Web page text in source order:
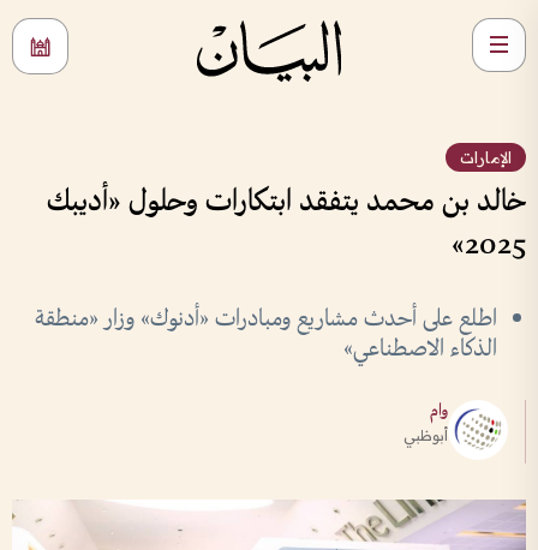
الإمارات
خالد بن محمد يتفقد ابتكارات وحلول «أديبك
2025»
اطلع على أحدث مشاريع ومبادرات «أدنوك» وزار «منطقة
الذكاء الاصطناعي»
وام
أبوظبي